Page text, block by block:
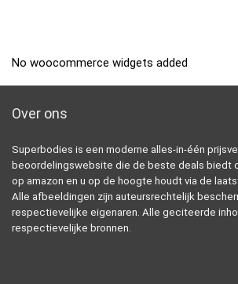
No woocommerce widgets added
Over ons
Superbodies is een moderne alles-in-één
beoordelingswebsite die de beste deals biedt
op amazon en u op de hoogte houdt via de
Alle afbeeldingen zijn auteursrechtelijk
respectievelijke eigenaren. Alle geciteerde
respectievelijke bronnen.